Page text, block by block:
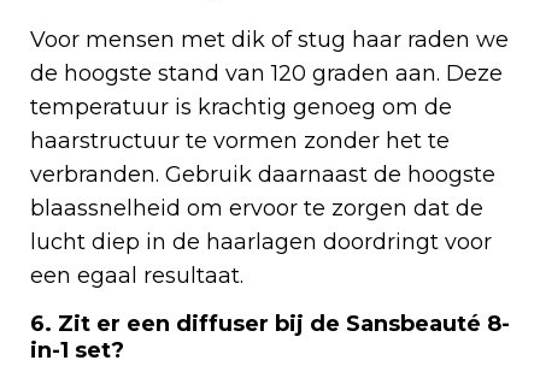
Voor mensen met dik of stug haar raden we
de hoogste stand van 120 graden aan. Deze
temperatuur is krachtig genoeg om de
haarstructuur te vormen zonder het te
verbranden. Gebruik daarnaast de hoogste
blaassnelheid om ervoor te zorgen dat de
lucht diep in de haarlagen doordringt voor
een egaal resultaat.
6. Zit er een diffuser bij de Sansbeauté 8-
in-1 set?